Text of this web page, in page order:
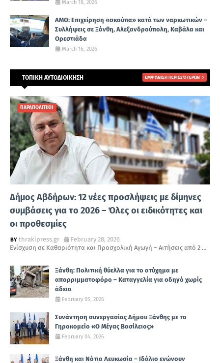
March 18, 2026
ΑΜΘ: Επιχείρηση «σκούπα» κατά των ναρκωτικών –
Συλλήψεις σε Ξάνθη, Αλεξανδρούπολη, Καβάλα και
Ορεστιάδα
March 16, 2026
ΤΟΠΙΚΗ ΑΥΤΟΔΙΟΙΚΗΣΗ ΕΜΦΆΝΙΣΗ ΠΕΡΙΣΣΌΤΕΡΩΝ
ΠΑΡΑΠΟΛΙΤΙΚΗ
Δήμος Αβδήρων: 12 νέες προσλήψεις με δίμηνες
συμβάσεις για το 2026 – Όλες οι ειδικότητες και
οι προθεσμίες
thrakipress.gr
February 28, 2026
Ενίσχυση σε Καθαριότητα και Προσχολική Αγωγή – Αιτήσεις από 2 …
Ξάνθη: Πολιτική θύελλα για το ατύχημα με
απορριμματοφόρο – Καταγγελία για οδηγό χωρίς
άδεια
February 05, 2026
Συνάντηση συνεργασίας Δήμου Ξάνθης με το
Γηροκομείο «Ο Μέγας Βασίλειος»
February 04, 2026
Ξάνθη και Νότια Λευκωσία – Ιδάλιο ενώνουν